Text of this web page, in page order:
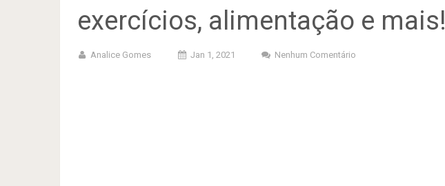
exercícios, alimentação e mais!
Analice Gomes Jan 1, 2021 Nenhum Comentário